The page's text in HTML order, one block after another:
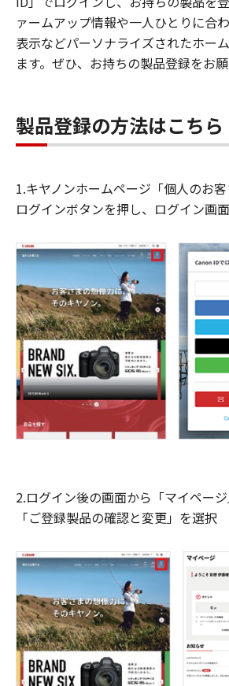
ァームアップ情報や一人ひとりに合
表示などパーソナライズされたホー
ます。ぜひ、お持ちの製品登録をお願
製品登録の方法はこちら
1.キヤノンホームページ「個人のお
ログインボタンを押し、ログイン画
2.ログイン後の画面から「マイページ
「ご登録製品の確認と変更」を選択